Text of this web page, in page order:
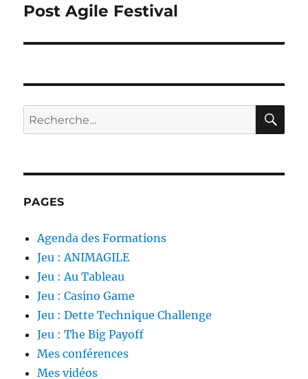
Publication
Post Agile Festival
Recherche
pour :
PAGES
Agenda des Formations
Jeu : ANIMAGILE
Jeu : Au Tableau
Jeu : Casino Game
Jeu : Dette Technique Challenge
Jeu : The Big Payoff
Mes conférences
Mes vidéos